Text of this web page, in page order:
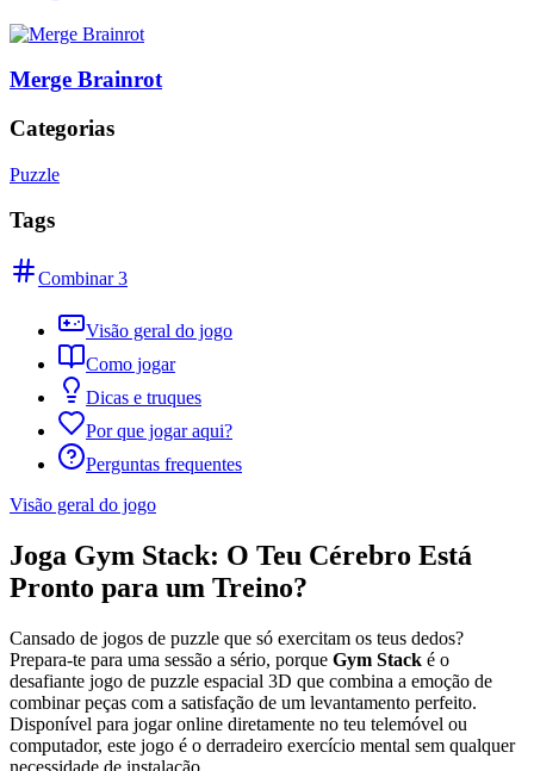
Merge Brainrot
Categorias
Puzzle
Tags
Combinar 3
Visão geral do jogo
Como jogar
Dicas e truques
Por que jogar aqui?
Perguntas frequentes
Visão geral do jogo
Joga Gym Stack: O Teu Cérebro Está
Pronto para um Treino?
Cansado de jogos de puzzle que só exercitam os teus dedos?
Prepara-te para uma sessão a sério, porque Gym Stack é o
desafiante jogo de puzzle espacial 3D que combina a emoção de
combinar peças com a satisfação de um levantamento perfeito.
Disponível para jogar online diretamente no teu telemóvel ou
computador, este jogo é o derradeiro exercício mental sem qualquer
necessidade de instalação.